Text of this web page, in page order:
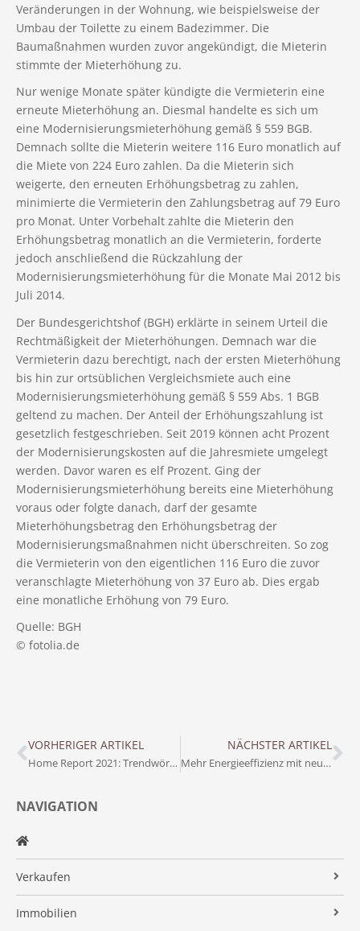
NAVIGATION
Verkaufen
Makleralleinauftrag
Immobilien
Veränderungen in der Wohnung, wie beispielsweise der
Umbau der Toilette zu einem Badezimmer. Die
Baumaßnahmen wurden zuvor angekündigt, die Mieterin
stimmte der Mieterhöhung zu.
Nur wenige Monate später kündigte die Vermieterin eine
erneute Mieterhöhung an. Diesmal handelte es sich um
eine Modernisierungsmieterhöhung gemäß § 559 BGB.
Demnach sollte die Mieterin weitere 116 Euro monatlich auf
die Miete von 224 Euro zahlen. Da die Mieterin sich
weigerte, den erneuten Erhöhungsbetrag zu zahlen,
minimierte die Vermieterin den Zahlungsbetrag auf 79 Euro
pro Monat. Unter Vorbehalt zahlte die Mieterin den
Erhöhungsbetrag monatlich an die Vermieterin, forderte
jedoch anschließend die Rückzahlung der
Modernisierungsmieterhöhung für die Monate Mai 2012 bis
Juli 2014.
Der Bundesgerichtshof (BGH) erklärte in seinem Urteil die
Rechtmäßigkeit der Mieterhöhungen. Demnach war die
Vermieterin dazu berechtigt, nach der ersten Mieterhöhung
bis hin zur ortsüblichen Vergleichsmiete auch eine
Modernisierungsmieterhöhung gemäß § 559 Abs. 1 BGB
geltend zu machen. Der Anteil der Erhöhungszahlung ist
gesetzlich festgeschrieben. Seit 2019 können acht Prozent
der Modernisierungskosten auf die Jahresmiete umgelegt
werden. Davor waren es elf Prozent. Ging der
Modernisierungsmieterhöhung bereits eine Mieterhöhung
voraus oder folgte danach, darf der gesamte
Mieterhöhungsbetrag den Erhöhungsbetrag der
Modernisierungsmaßnahmen nicht überschreiten. So zog
die Vermieterin von den eigentlichen 116 Euro die zuvor
veranschlagte Mieterhöhung von 37 Euro ab. Dies ergab
eine monatliche Erhöhung von 79 Euro.
Quelle: BGH
© fotolia.de
VORHERIGER ARTIKEL
Home Report 2021: Trendwörterbuch:
NÄCHSTER ARTIKEL
Mehr Energieeffizienz mit neuen Dachfenstern: